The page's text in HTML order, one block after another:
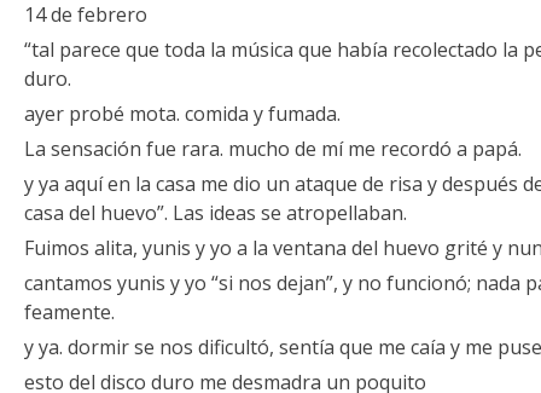
14 de febrero
“tal parece que toda la música que había recolectado la
duro.
ayer probé mota. comida y fumada.
La sensación fue rara. mucho de mí me recordó a papá.
y ya aquí en la casa me dio un ataque de risa y después
casa del huevo”. Las ideas se atropellaban.
Fuimos alita, yunis y yo a la ventana del huevo grité y
cantamos yunis y yo “si nos dejan”, y no funcionó; nada
feamente.
y ya. dormir se nos dificultó, sentía que me caía y me
esto del disco duro me desmadra un poquito